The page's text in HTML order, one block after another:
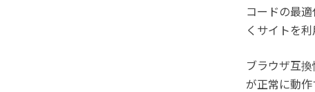
コードの最
くサイトを利
ブラウザ互
が正常に動作